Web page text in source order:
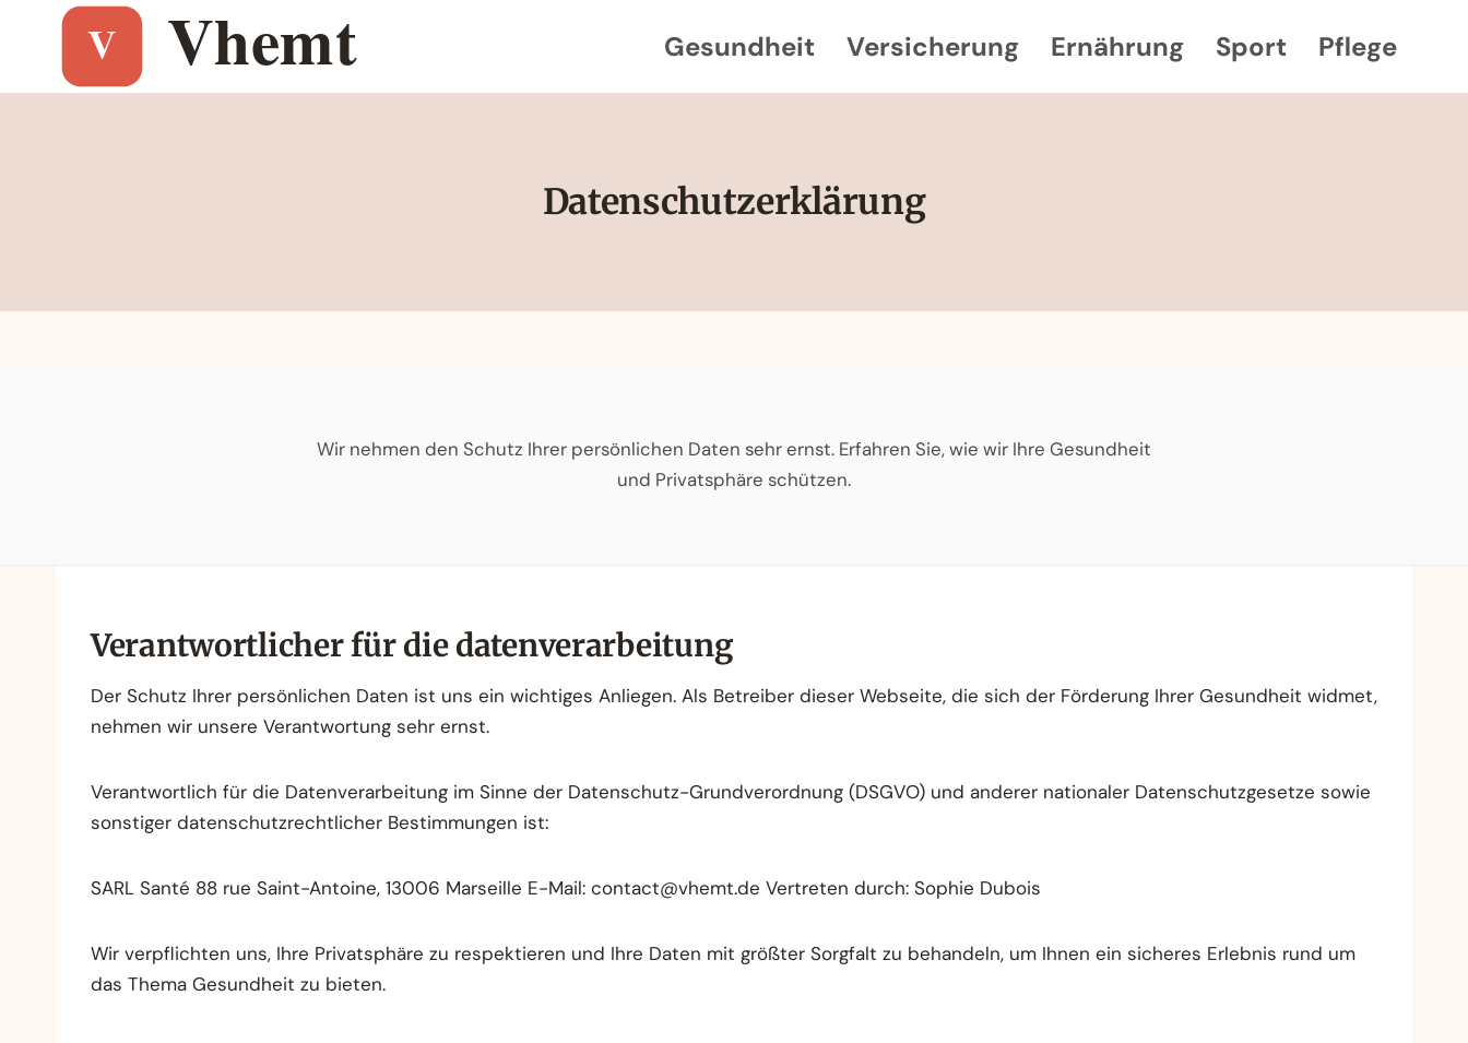
contenu
Gesundheit Versicherung Ernährung Sport Pflege
Datenschutzerklärung
Wir nehmen den Schutz Ihrer persönlichen Daten sehr ernst. Erfahren Sie, wie wir Ihre Gesundheit
und Privatsphäre schützen.
Verantwortlicher für die datenverarbeitung
Der Schutz Ihrer persönlichen Daten ist uns ein wichtiges Anliegen. Als Betreiber dieser Webseite, die sich der Förderung Ihrer Gesundheit widmet,
nehmen wir unsere Verantwortung sehr ernst.
Verantwortlich für die Datenverarbeitung im Sinne der Datenschutz-Grundverordnung (DSGVO) und anderer nationaler Datenschutzgesetze sowie
sonstiger datenschutzrechtlicher Bestimmungen ist:
SARL Santé 88 rue Saint-Antoine, 13006 Marseille E-Mail: contact@vhemt.de Vertreten durch: Sophie Dubois
Wir verpflichten uns, Ihre Privatsphäre zu respektieren und Ihre Daten mit größter Sorgfalt zu behandeln, um Ihnen ein sicheres Erlebnis rund um
das Thema Gesundheit zu bieten.